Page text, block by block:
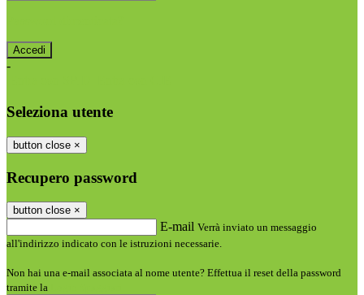
-
Seleziona utente
button close ×
Recupero password
button close ×
E-mail Verrà inviato un messaggio
all'indirizzo indicato con le istruzioni necessarie.
Non hai una e-mail associata al nome utente? Effettua il reset della password
tramite la